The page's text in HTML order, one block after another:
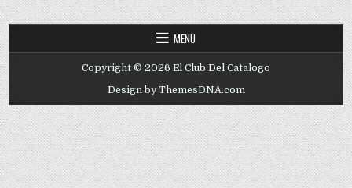
MENU
Copyright © 2026 El Club Del Catalogo
Design by ThemesDNA.com